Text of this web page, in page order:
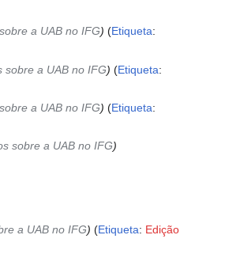
a UAB no IFG Etiqueta:
a UAB no IFG Etiqueta:
a UAB no IFG Etiqueta:
sobre a UAB no IFG
a UAB no IFG Etiqueta: Edição